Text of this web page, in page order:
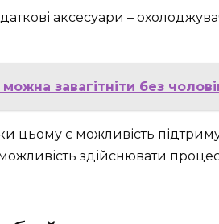
аксесуари –
завагітніти без
цьому є можливість
здійснювати